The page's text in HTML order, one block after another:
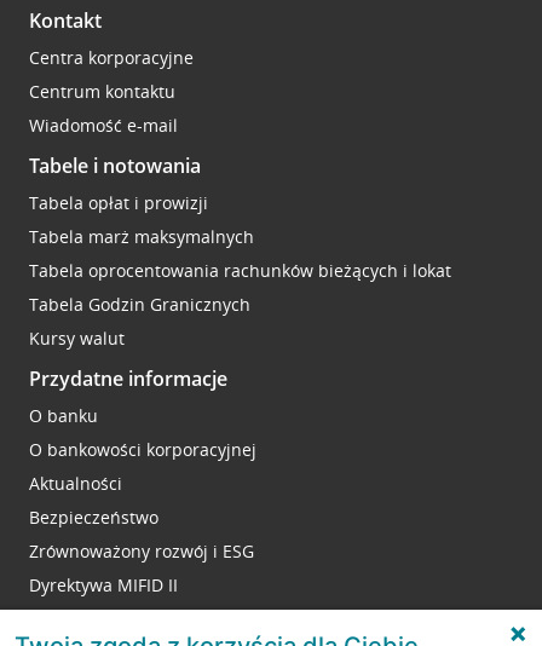
Kontakt
Centra korporacyjne
Centrum kontaktu
Wiadomość e-mail
Tabele i notowania
Tabela opłat i prowizji
Tabela marż maksymalnych
Tabela oprocentowania rachunków bieżących i lokat
Tabela Godzin Granicznych
Kursy walut
Przydatne informacje
O banku
O bankowości korporacyjnej
Aktualności
Bezpieczeństwo
Zrównoważony rozwój i ESG
Dyrektywa MIFID II